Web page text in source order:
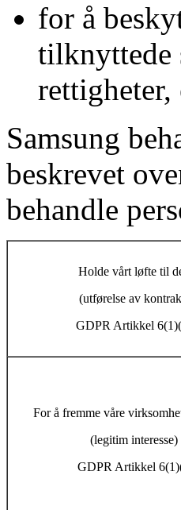
for å
tilknyttede
Samsung
beskrevet
behandle
Holde vårt løfte til
(utførelse av
GDPR Artikkel
For å fremme våre
(legitim interesse)
GDPR Artikkel